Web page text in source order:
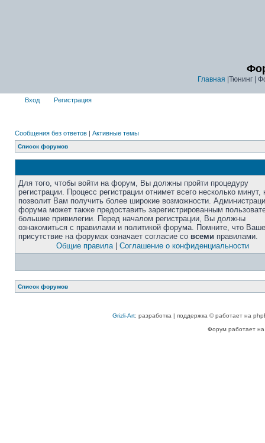
Главная |Тюнинг |
Вход Регистрация
Сообщения без ответов | Активные темы
Список форумов
Для того, чтобы войти на форум, Вы должны пройти процедуру
регистрации. Процесс регистрации отнимет всего несколько минут,
позволит Вам получить более широкие возможности.
форума может также предоставить зарегистрированным
большие привилегии. Перед началом регистрации, Вы должны
ознакомиться с правилами и политикой форума. Помните, что Ваше
присутствие на форумах означает согласие со всеми правилами.
Общие правила| Соглашение о конфиденциальности
Список форумов
Grizli-Art: разработка | поддержка © работает на
Форум работает